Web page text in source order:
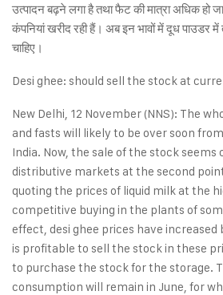
उत्पादन बढ़ने लगा है तथा फैट की मात्रा अधिक हो
कंपनियां खरीद रही हैं। अब इन भावों में दूध पाउडर में
चाहिए।
Desi ghee: should sell the stock at
New Delhi, 12 November (NNS): The
and fasts will likely to be over soon
India. Now, the sale of the stock
distributive markets at the second
quoting the prices of liquid milk at the
competitive buying in the plants of
effect, desi ghee prices have increased
is profitable to sell the stock in these
to purchase the stock for the storage.
consumption will remain in June, for